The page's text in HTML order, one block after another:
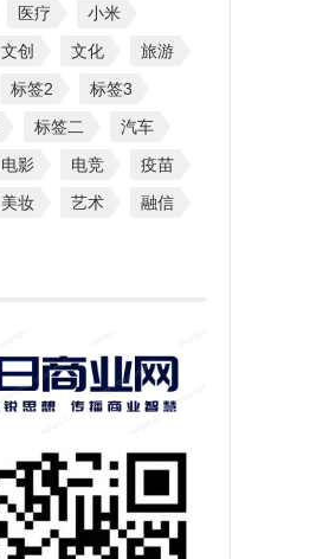
医疗
小米
文创 文化
旅游
标签2
标签3
标签二
汽车
电影 电竞
疫苗
美妆 艺术
融信